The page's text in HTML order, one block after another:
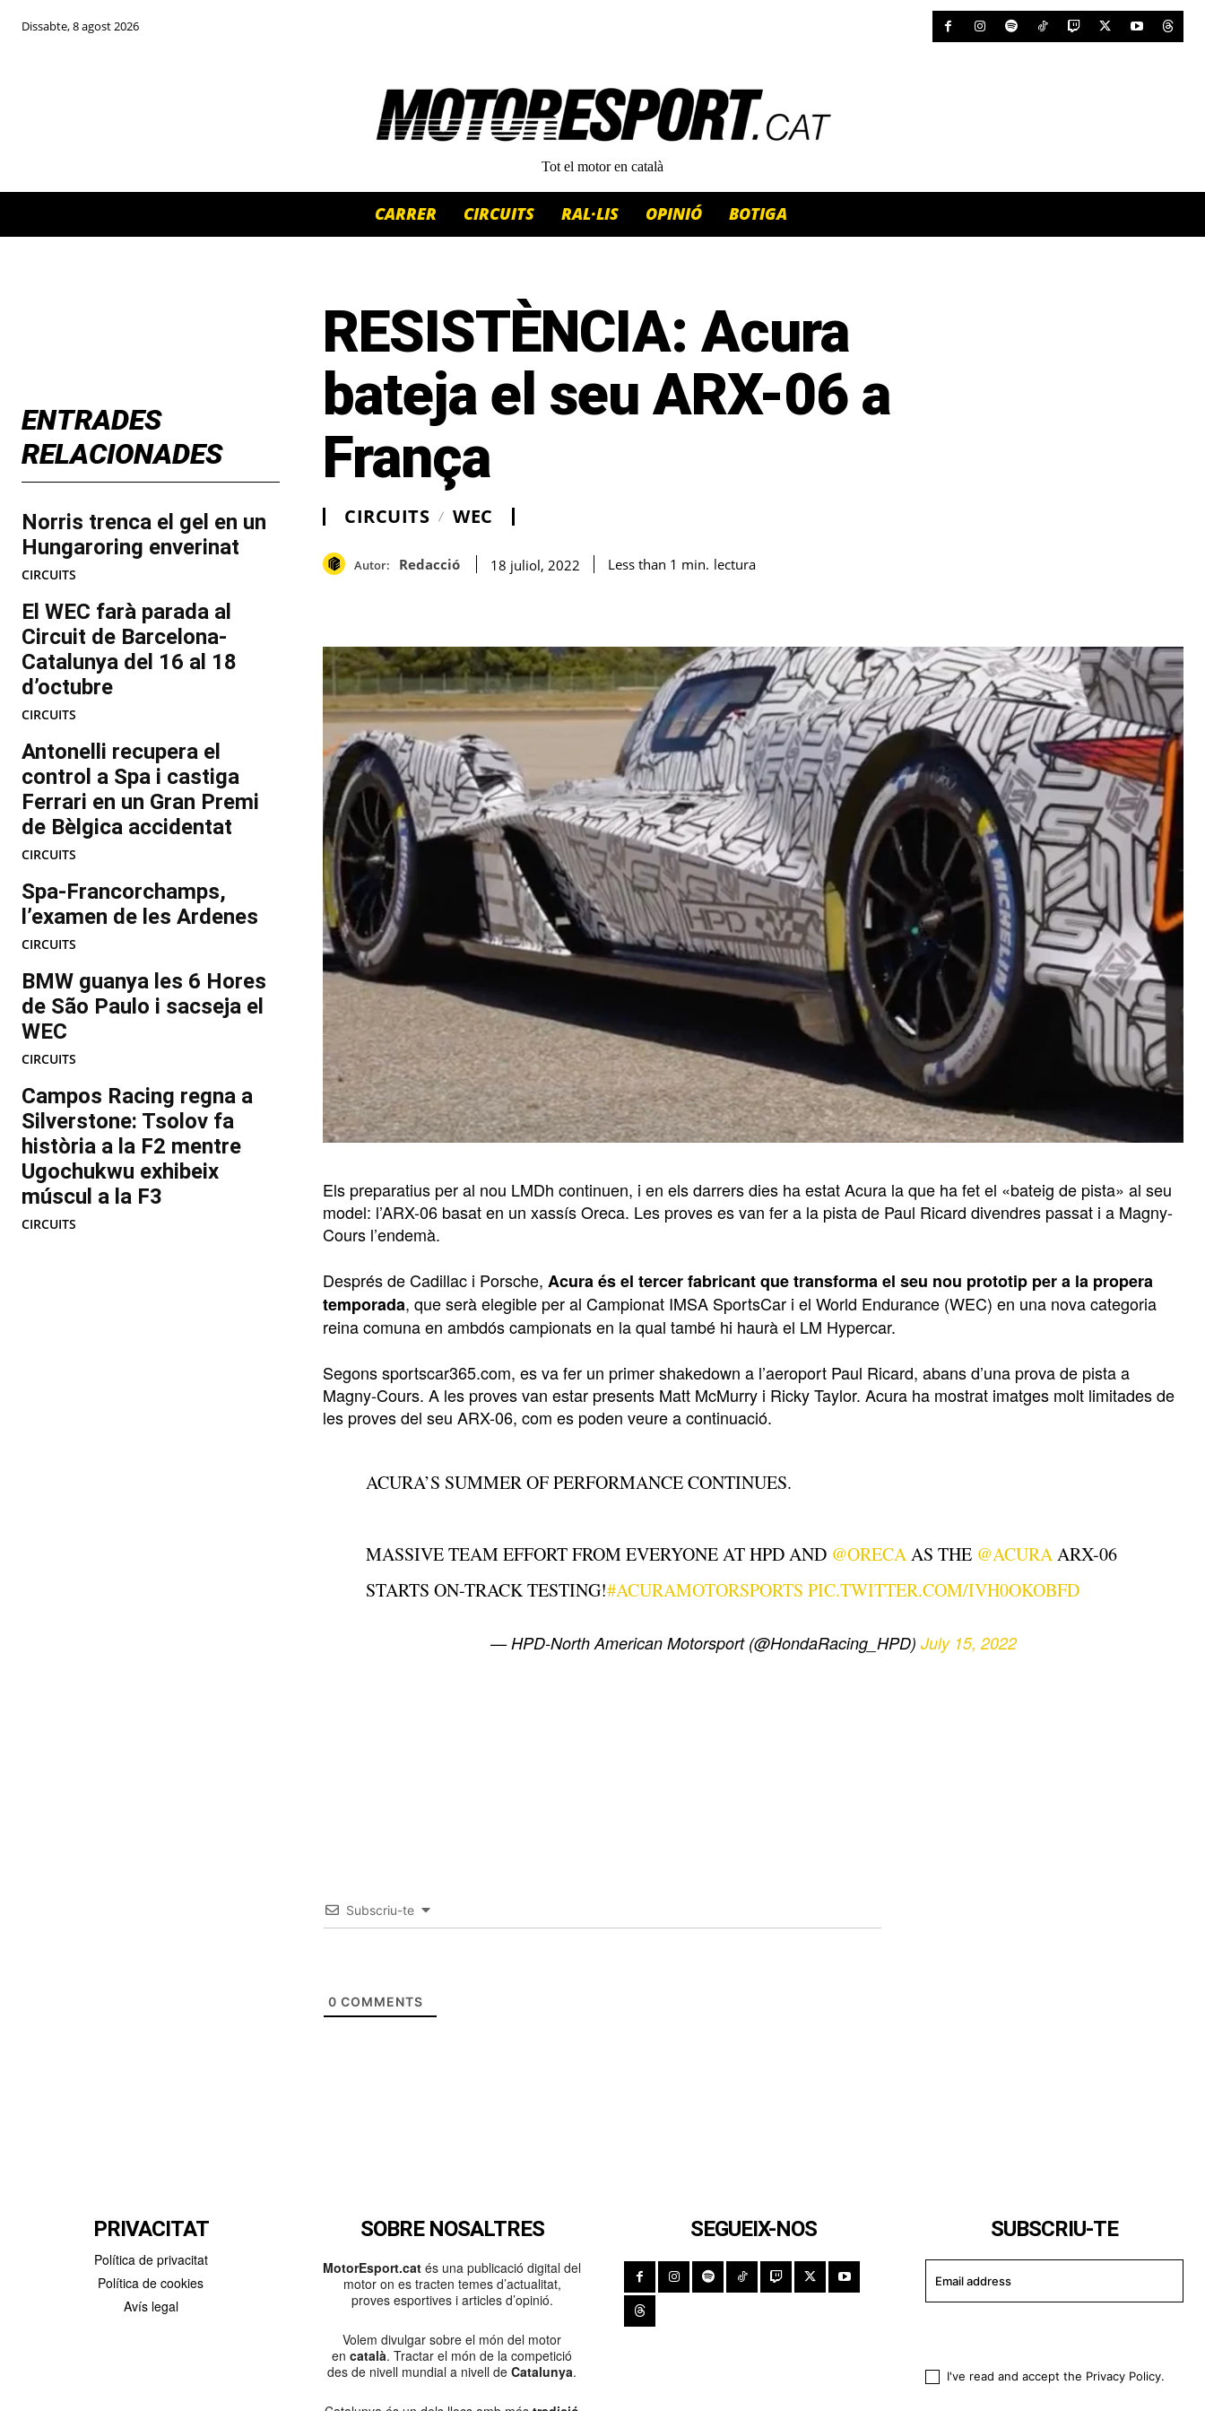
Dissabte, 8 agost 2026
Tot el motor en català
CARRER CIRCUITS RAL·LIS OPINIÓ BOTIGA
ENTRADES
RELACIONADES
Norris trenca el gel en un
Hungaroring enverinat
CIRCUITS
El WEC farà parada al
Circuit de Barcelona-
Catalunya del 16 al 18
d’octubre
CIRCUITS
Antonelli recupera el
control a Spa i castiga
Ferrari en un Gran Premi
de Bèlgica accidentat
CIRCUITS
Spa-Francorchamps,
l’examen de les Ardenes
CIRCUITS
BMW guanya les 6 Hores
de São Paulo i sacseja el
WEC
CIRCUITS
Campos Racing regna a
Silverstone: Tsolov fa
història a la F2 mentre
Ugochukwu exhibeix
múscul a la F3
CIRCUITS
RESISTÈNCIA: Acura
bateja el seu ARX-06 a
França
CIRCUITS WEC
Autor: Redacció 18 juliol, 2022 Less than 1 min. lectura
Els preparatius per al nou LMDh continuen, i en els darrers dies ha estat Acura la que ha fet el «bateig de pista» al seu
model: l’ARX-06 basat en un xassís Oreca. Les proves es van fer a la pista de Paul Ricard divendres passat i a Magny-
Cours l’endemà.
Després de Cadillac i Porsche, Acura és el tercer fabricant que transforma el seu nou prototip per a la propera
temporada, que serà elegible per al Campionat IMSA SportsCar i el World Endurance (WEC) en una nova categoria
reina comuna en ambdós campionats en la qual també hi haurà el LM Hypercar.
Segons sportscar365.com, es va fer un primer shakedown a l’aeroport Paul Ricard, abans d’una prova de pista a
Magny-Cours. A les proves van estar presents Matt McMurry i Ricky Taylor. Acura ha mostrat imatges molt limitades de
les proves del seu ARX-06, com es poden veure a continuació.
ACURA’S SUMMER OF PERFORMANCE CONTINUES.
MASSIVE TEAM EFFORT FROM EVERYONE AT HPD AND @ORECAAS THE @ACURAARX-06
STARTS ON-TRACK TESTING!#ACURAMOTORSPORTS PIC.TWITTER.COM/IVH0OKOBFD
— HPD-North American Motorsport (@HondaRacing_HPD) July 15, 2022
Subscriu-te
0 COMMENTS
PRIVACITAT
Política de privacitat
Política de cookies
Avís legal
SOBRE NOSALTRES
MotorEsport.cat és una publicació digital del
motor on es tracten temes d’actualitat,
proves esportives i articles d’opinió.
Volem divulgar sobre el món del motor
en català. Tractar el món de la competició
des de nivell mundial a nivell de Catalunya.
SEGUEIX-NOS SUBSCRIU-TE
I've read and accept the Privacy Policy.